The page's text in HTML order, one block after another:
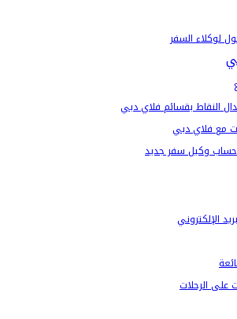
لوكلاء السفر
النقاط بقسائم فلاي دبي
مع فلاي دبي
الإلكتروني
على الرحلات